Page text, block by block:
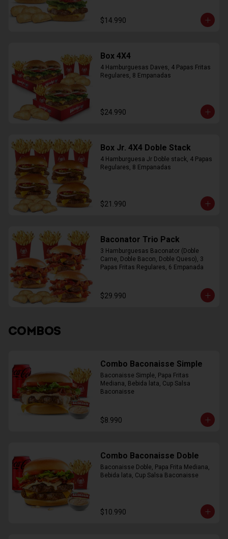
$14.990
Box 4X4
4 Hamburguesas Daves, 4 Papas Fritas
Regulares, 8 Empanadas
$24.990
Box Jr. 4X4 Doble Stack
4 Hamburguesa Jr Doble stack, 4 Papas
Regulares, 8 Empanadas
$21.990
Baconator Trio Pack
3 Hamburguesas Baconator (Doble
Carne, Doble Bacon, Doble Queso), 3
Papas Fritas Regulares, 6 Empanada
$29.990
COMBOS
Combo Baconaisse Simple
Baconaisse Simple, Papa Fritas
Mediana, Bebida lata, Cup Salsa
Baconaisse
$8.990
Combo Baconaisse Doble
Baconaisse Doble, Papa Frita Mediana,
Bebida lata, Cup Salsa Baconaisse
$10.990